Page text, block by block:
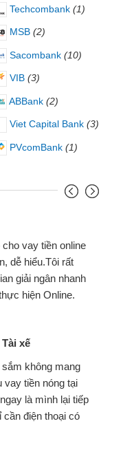
Techcombank (1)
MSB (2)
Sacombank (10)
VIB (3)
ABBank (2)
Viet Capital Bank (3)
PVcomBank (1)
vay tiền online
dễ hiểu.Tôi rất
giải ngân nhanh
hiện Online.
xế
không mang
vay tiền nóng tại
là mình lại tiếp
điện thoại có